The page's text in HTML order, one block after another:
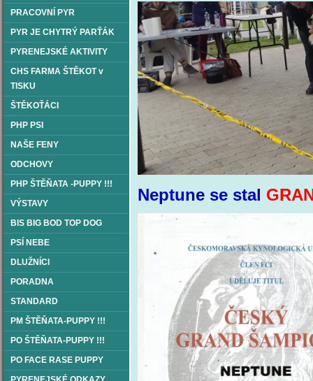
PRACOVNÍ PYR
PYR JE CHYTRÝ PARŤÁK
PYRENEJSKÉ AKTIVITY
CHS FARMA ŠTĚKOT v
TISKU
ŠTĚKOŤÁCI
PHP PSI
NAŠE FENY
ODCHOVY
PHP ŠTĚŇATA -PUPPY !!!
VÝSTAVY
BIS BIG BOD TOP DOG
PSÍ NEBE
DLUŽNÍCI
PORADNA
STANDARD
PM ŠTĚŇATA-PUPPY !!!
PO ŠTĚŇATA-PUPPY !!!
PO FACE RASE PUPPY
Neptune se stal